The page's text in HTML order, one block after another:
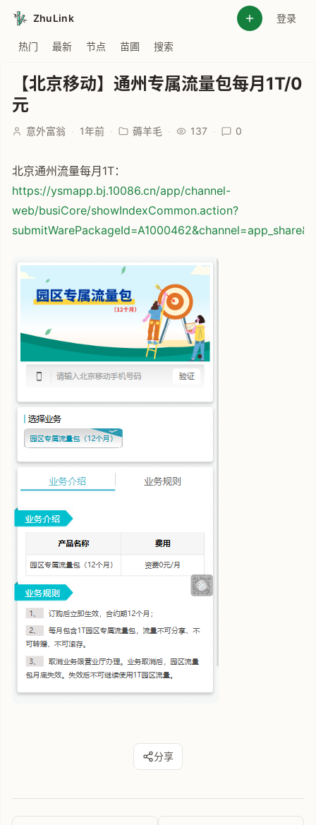
ZhuLink 登录
热门 最新 节点 苗圃 搜索
【北京移动】通州专属流量包每月1T/0
元
意外富翁 · 1年前 · 薅羊毛 · 137 · 0
北京通州流量每月1T：
https://ysmapp.bj.10086.cn/app/channel-
web/busiCore/showIndexCommon.action?
分享